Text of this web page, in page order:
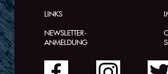
LINKS
NEWSLETTER-
ANMELDUNG